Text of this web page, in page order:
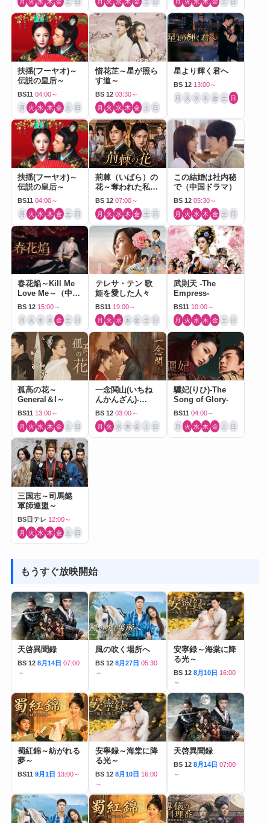
月 火 水 木 金 土 日 月 火 水 木 金 土 日 月 火 水 木 金 土 日
扶揺(フーヤオ)～
伝説の皇后～
BS11 04:00～
月 火 水 木 金 土 日
惜花芷～星が照ら
す道～
BS 12 03:30～
月 火 水 木 金 土 日
星より輝く君へ
BS 12 13:00～
月 火 水 木 金 土 日
扶揺(フーヤオ)～
伝説の皇后～
BS11 04:00～
月 火 水 木 金 土 日
荊棘（いばら）の
花～奪われた私～
（中国ドラマ）
BS 12 07:00～
月 火 水 木 金 土 日
この結婚は社内秘
で（中国ドラマ）
BS 12 05:30～
月 火 水 木 金 土 日
春花焔～Kill Me
Love Me～（中国
ドラマ）
BS 12 15:00～
月 火 水 木 金 土 日
テレサ・テン 歌
姫を愛した人々
BS11 19:00～
月 火 水 木 金 土 日
武則天 -The
Empress-
BS11 10:00～
月 火 水 木 金 土 日
孤高の花～
General＆I～
BS11 13:00～
月 火 水 木 金 土 日
一念関山(いちね
んかんざん)-
Journey to Love-
BS 12 03:00～
月 火 水 木 金 土 日
驪妃(りひ)-The
Song of Glory-
BS11 04:00～
月 火 水 木 金 土 日
三国志～司馬懿
軍師連盟～
BS日テレ 12:00～
月 火 水 木 金 土 日
もうすぐ放映開始
天啓異聞録
BS 12 8月14日 07:00
～
風の吹く場所へ
BS 12 8月27日 05:30
～
安寧録～海棠に降
る光～
BS 12 8月10日 16:00
～
蜀紅錦～紡がれる
夢～
BS11 9月1日 13:00～
安寧録～海棠に降
る光～
BS 12 8月10日 16:00
～
天啓異聞録
BS 12 8月14日 07:00
～